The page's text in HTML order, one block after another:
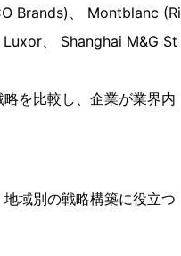
Brands)、 Montblanc (Ri
、 Shanghai M&G St
を比較し、企業が業界内
域別の戦略構築に役立つ